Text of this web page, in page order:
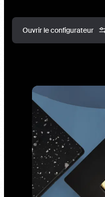
Ouvrir le configurateur